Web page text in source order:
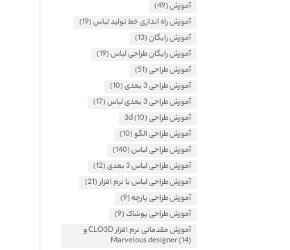
آموزش(49)
آموزش راه اندازی خط تولید لباس(19)
آموزش رایگان(13)
آموزش رایگان طراحی لباس(19)
آموزش طراحی(51)
آموزش طراحی 3 بعدی
(10)
آموزش طراحی 3 بعدی لباس
(17)
آموزش طراحی 3d(10)
آموزش طراحی الگو(10)
آموزش طراحی لباس(140)
آموزش طراحی لباس 3 بعدی
(12)
آموزش طراحی لباس با نرم افزار(21)
آموزش طراحی پارچه(9)
آموزش طراحی پوشاک(9)
آموزش مقدماتی نرم افزار CLO3D و
Marvelous designer(14)